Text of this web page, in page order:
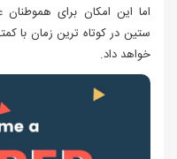
اما این امکان برای
ستین در کوتاه ترین زمان با
خواهد داد.